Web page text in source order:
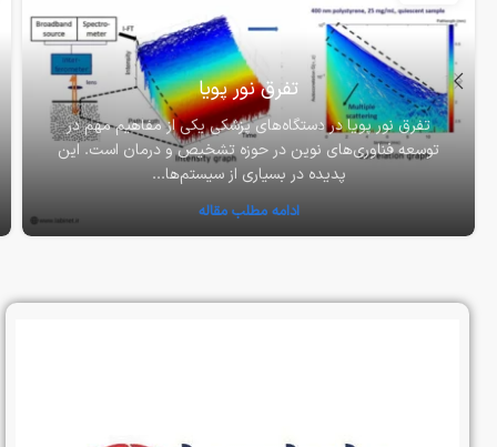
تفرق نور پویا
تفرق نور پویا در دستگاه‌های پزشکی یکی از مفاهیم مهم در
توسعه فناوری‌های نوین در حوزه تشخیص و درمان است. این
پدیده در بسیاری از سیستم‌ها...
ادامه مطلب مقاله